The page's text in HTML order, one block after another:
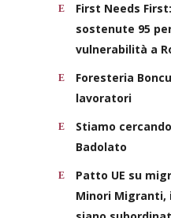
First Needs
sostenute 95
vulnerabilità a
Foresteria
lavoratori
Stiamo
Badolato
Patto UE su
Minori